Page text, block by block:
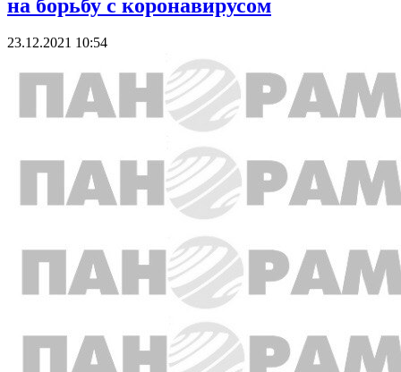
на борьбу с коронавирусом
23.12.2021 10:54